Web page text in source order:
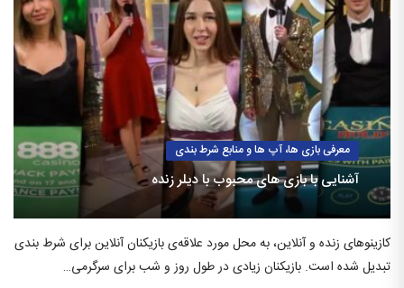
معرفی بازی ها، آپ ها و منابع شرط بندی
آشنایی با بازی های محبوب با دیلر زنده
کازینوهای زنده و آنلاین، به محل مورد علاقه‌ی بازیکنان آنلاین برای شرط بندی
تبدیل شده است. بازیکنان زیادی در طول روز و شب برای سرگرمی…